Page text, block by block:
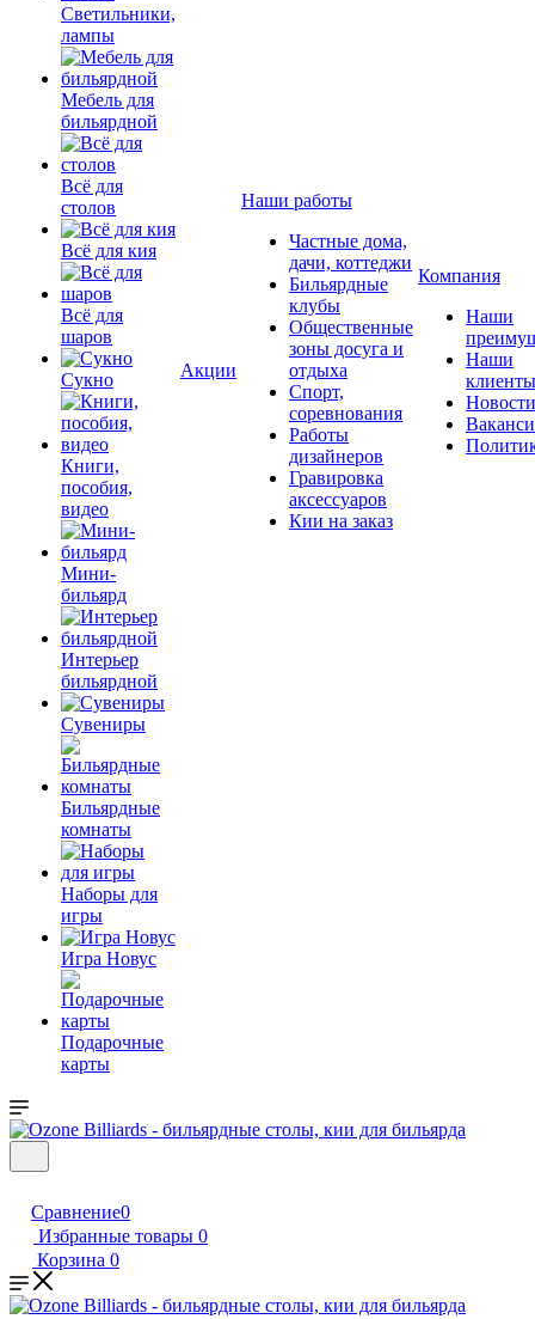
Светильники,
лампы
Мебель для
бильярдной
Всё для
столов
Всё для кия
Всё для
шаров
Сукно
Книги,
пособия,
видео
Мини-
бильярд
Интерьер
бильярдной
Сувениры
Бильярдные
комнаты
Наборы для
игры
Игра Новус
Подарочные
карты
Акции
Наши работы
Частные дома,
дачи, коттеджи
Бильярдные
клубы
Общественные
зоны досуга и
отдыха
Спорт,
соревнования
Работы
дизайнеров
Гравировка
аксессуаров
Кии на заказ
Компания
Наши
Наши
клиенты
Новости
Сравнение0
Избранные товары 0
Корзина 0